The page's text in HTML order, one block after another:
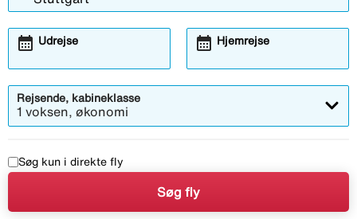
Udrejse
calendar_month Hjemrejse
calendar_month
Rejsende, kabineklasse
1 voksen, økonomi
Søg kun i direkte fly
Søg fly